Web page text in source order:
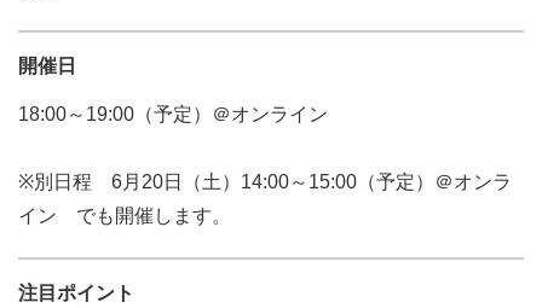
開催日
18:00～19:00（予定）＠オンライン
※別日程 6月20日（土）14:00～15:00（予定）＠オンラ
イン でも開催します。
注目ポイント